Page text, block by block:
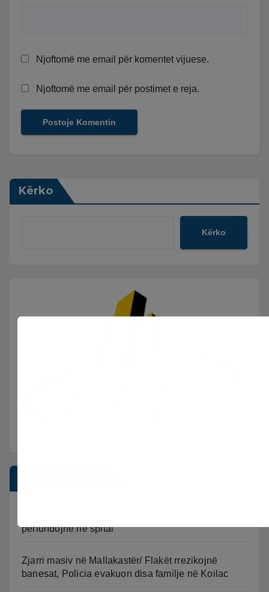
Njoftomë me email për komentet vijuese.
Njoftomë me email për postimet e reja.
Kërko
Kërko
përfundojnë në spital
Zjarri masiv në Mallakastër/ Flakët rrezikojnë
banesat, Policia evakuon disa familje në Koilac